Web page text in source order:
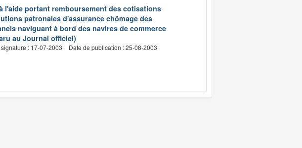
l'aide portant remboursement des cotisations
patronales d'assurance chômage des
naviguant à bord des navires de commerce
au Journal officiel)
: 17-07-2003 Date de publication : 25-08-2003